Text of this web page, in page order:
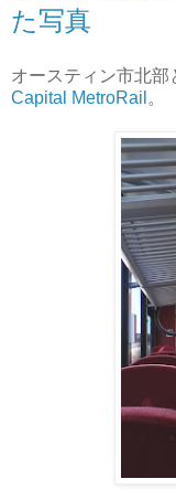
た写真
オースティン市北
Capital MetroRail 。